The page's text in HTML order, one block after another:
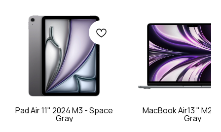
Pad Air 11" 2024 M3 - Space
Gray
MacBook Air13 " M2 -
Gray
Информация
Контакты
Согласие на обработку
персональных данных
Разработка сайта Vashkevich T.
Аксессуары Apple
Другая техника